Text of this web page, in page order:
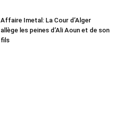
Affaire Imetal: La Cour d’Alger
allège les peines d’Ali Aoun et de son
fils